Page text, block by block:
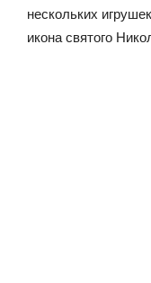
нескольких
икона святого